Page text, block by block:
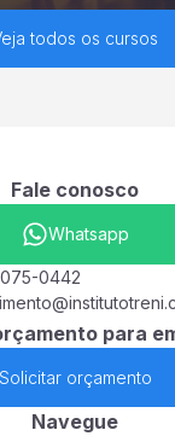
todos os cursos
Fale conosco
Whatsapp
0442
para
Solicitar orçamento
Navegue